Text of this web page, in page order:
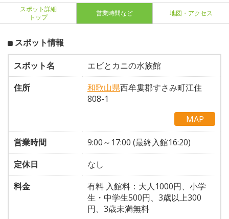
スポット詳細
トップ
営業時間など 地図・アクセス
スポット情報
スポット名
エビとカニの水族館
住所
和歌山県西牟婁郡すさみ町江住
808-1
MAP
営業時間
9:00～17:00 (最終入館16:20)
定休日
なし
料金
有料 入館料：大人1000円、小学
生・中学生500円、3歳以上300
円、3歳未満無料